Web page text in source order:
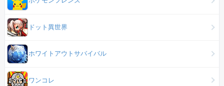
ドット異世界
ホワイトアウトサバイバル
ワンコレ